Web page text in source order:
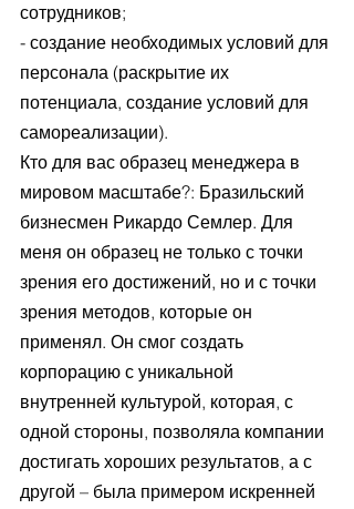
сотрудников;
- создание необходимых условий для
персонала (раскрытие их
потенциала, создание условий для
самореализации).
Кто для вас образец менеджера в
мировом масштабе?: Бразильский
бизнесмен Рикардо Семлер. Для
меня он образец не только с точки
зрения его достижений, но и с точки
зрения методов, которые он
применял. Он смог создать
корпорацию с уникальной
внутренней культурой, которая, с
одной стороны, позволяла компании
достигать хороших результатов, а с
другой – была примером искренней